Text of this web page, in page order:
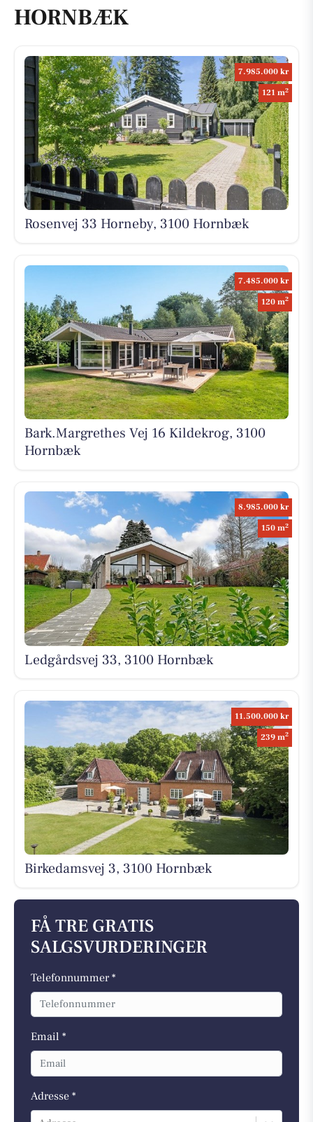
HORNBÆK
7.985.000 kr
121 m2
Rosenvej 33 Horneby, 3100 Hornbæk
7.485.000 kr
120 m2
Bark.Margrethes Vej 16 Kildekrog, 3100
Hornbæk
8.985.000 kr
150 m2
Ledgårdsvej 33, 3100 Hornbæk
11.500.000 kr
239 m2
Birkedamsvej 3, 3100 Hornbæk
FÅ TRE GRATIS
SALGSVURDERINGER
Telefonnummer *
Email *
Adresse *